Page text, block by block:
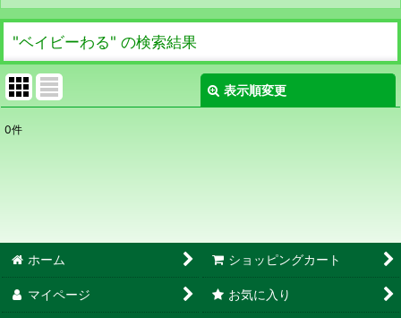
"ベイビーわる" の検索結果
表示順変更
商品検索
並び順:
0件
ホーム ショッピングカート
マイページ お気に入り